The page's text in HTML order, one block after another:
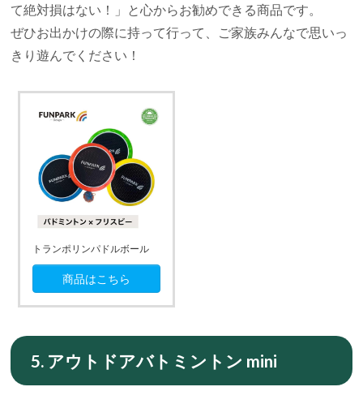
て絶対損はない！」と心からお勧めできる商品です。
ぜひお出かけの際に持って行って、ご家族みんなで思いっ
きり遊んでください！
トランポリンパドルボール
商品はこちら
5. アウトドアバトミントン mini